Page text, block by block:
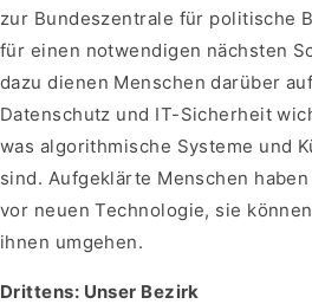
zur Bundeszentrale für politische
für einen notwendigen nächsten
dazu dienen Menschen darüber
Datenschutz und IT-Sicherheit
was algorithmische Systeme und
sind. Aufgeklärte Menschen
vor neuen Technologie, sie
ihnen umgehen.
Drittens: Unser Bezirk